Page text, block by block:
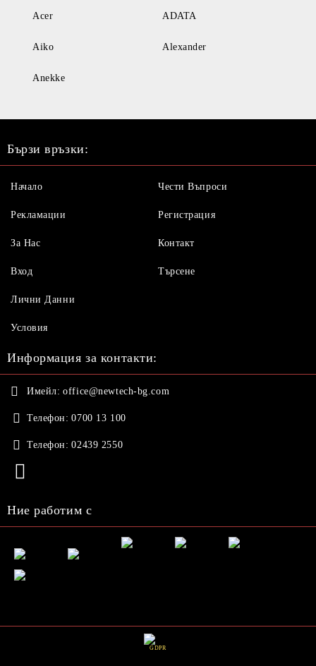
Acer ADATA
Aiko Alexander
Anekke
Бързи връзки:
Начало
Рекламации
За Нас
Вход
Чести Въпроси
Регистрация
Контакт
Търсене
Лични Данни
Условия
Информация за контакти:
Имейл: office@newtech-bg.com
Телефон: 0700 13 100
Телефон: 02439 2550
Ние работим с
GDPR